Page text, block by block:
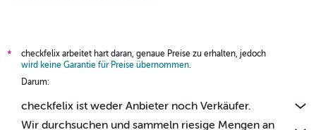
*
checkfelix arbeitet hart daran, genaue Preise zu erhalten, jedoch
wird keine Garantie für Preise übernommen.
Darum:
checkfelix ist weder Anbieter noch Verkäufer.
Wir durchsuchen und sammeln riesige Mengen an